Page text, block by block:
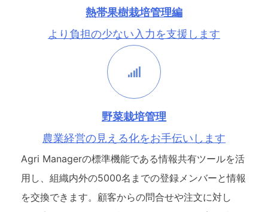
熱帯果樹栽培管理編
より負担の少ない入力を支援します
野菜栽培管理
農業経営の見える化をお手伝いします
Agri Managerの標準機能である情報共有ツールを活
用し、組織内外の5000名までの登録メンバーと情報
を交換できます。顧客からの問合せや注文に対し